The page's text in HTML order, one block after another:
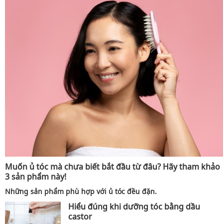
Muốn ủ tóc mà chưa biết bắt đầu từ đâu? Hãy tham khảo
3 sản phẩm này!
Những sản phẩm phù hợp với ủ tóc đều đặn.
Hiểu đúng khi dưỡng tóc bằng dầu
castor